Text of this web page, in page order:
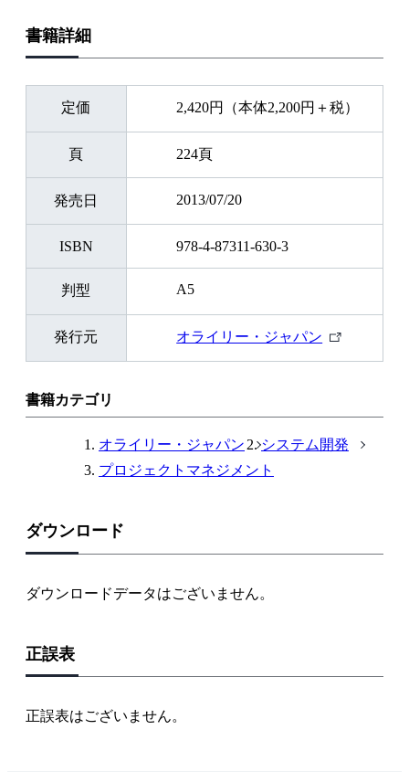
書籍詳細
定価 2,420円（本体2,200円＋税）
頁 224頁
発売日 2013/07/20
ISBN 978-4-87311-630-3
判型 A5
発行元 オライリー・ジャパン
外
書籍カテゴリ
オライリー・ジャパン
システム開発
プロジェクトマネジメント
ダウンロード
ダウンロードデータはございません。
正誤表
正誤表はございません。